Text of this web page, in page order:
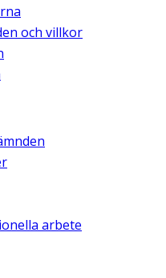
och villkor
arbete